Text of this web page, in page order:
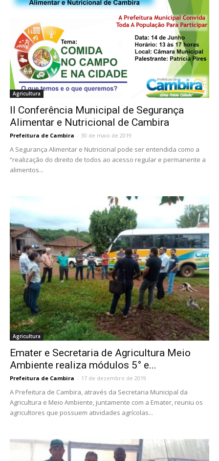
Agricultura
II Conferência Municipal de Segurança
Alimentar e Nutricional de Cambira
Prefeitura de Cambira - 30 de maio de 2019
A Segurança Alimentar e Nutricional pode ser entendida como a
“realização do direito de todos ao acesso regular e permanente a
alimentos...
Agricultura
Emater e Secretaria de Agricultura Meio
Ambiente realiza módulos 5° e...
Prefeitura de Cambira - 17 de dezembro de 2019
A Prefeitura de Cambira, através da Secretaria Municipal da
Agricultura e Meio Ambiente, juntamente com a Emater, reuniu os
agricultores que possuem atividades agrícolas...